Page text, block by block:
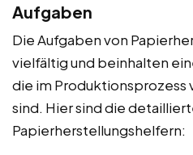
Aufgaben
Die Aufgaben von
vielfältig und beinhalten
die im Produktionsprozess
sind. Hier sind die
Papierherstellungshelfern: